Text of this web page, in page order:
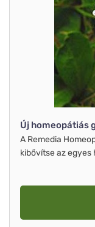
Új homeopátiás
A Remedia
kibővítse az